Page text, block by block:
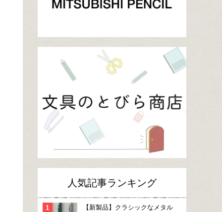
人気記事ランキング
【新製品】クラシックなメタル